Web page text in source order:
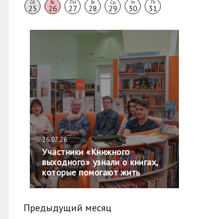
Сб
25
Вс
26
ПН
27
Вт
28
Ср
29
Чт
30
Пт
31
26.07.26
Участники «Книжного
выходного» узнали о книгах,
которые помогают жить
Предыдущий месяц